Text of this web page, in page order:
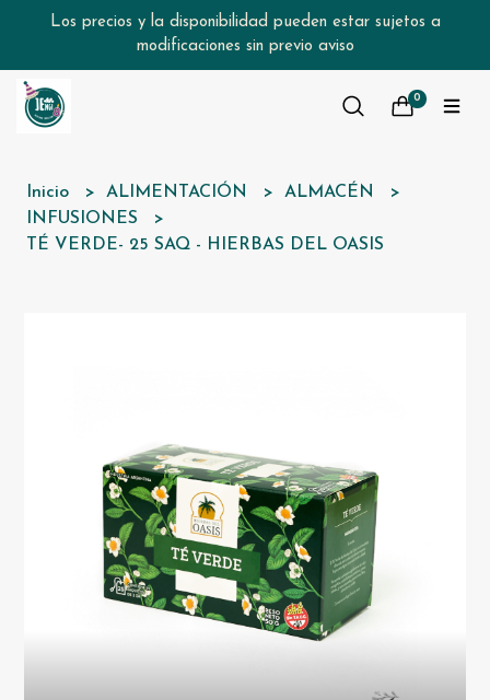
Los precios y la disponibilidad pueden estar sujetos a
modificaciones sin previo aviso
0
Inicio ALIMENTACIÓN
ALMACÉN
INFUSIONES
TÉ VERDE- 25 SAQ - HIERBAS DEL OASIS